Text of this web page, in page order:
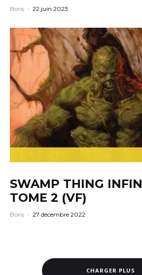
Boris · 22 juin 2023
SWAMP THING
TOME 2 (VF)
Boris · 27 décembre 2022
CHARGER PLUS